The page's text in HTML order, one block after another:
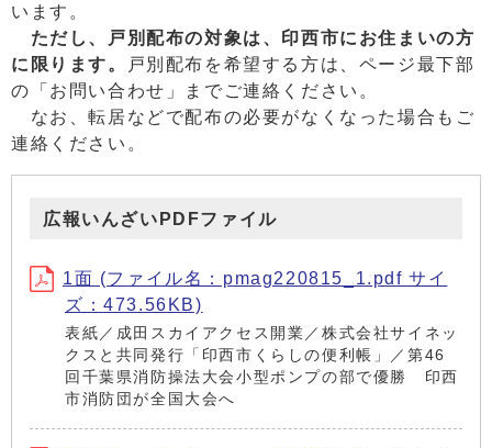
います。
ただし、戸別配布の対象は、印西市にお住まいの方
に限ります。
戸別配布を希望する方は、ページ最下部
の「お問い合わせ」までご連絡ください。
なお、転居などで配布の必要がなくなった場合もご
連絡ください。
広報いんざいPDFファイル
1面 (ファイル名：pmag220815_1.pdf サイ
ズ：473.56KB)
表紙／成田スカイアクセス開業／株式会社サイネッ
クスと共同発行「印西市くらしの便利帳」／第46
回千葉県消防操法大会小型ポンプの部で優勝 印西
市消防団が全国大会へ